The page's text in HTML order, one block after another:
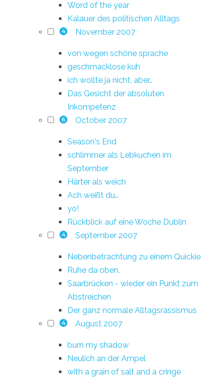
Word of the year
Kalauer des politischen Alltags
4 November 2007
von wegen schöne sprache
geschmacklose kuh
ich wollte ja nicht, aber…
Das Gesicht der absoluten
Inkompetenz
6 October 2007
Season's End
schlimmer als Lebkuchen im
September
Härter als weich
Ach weißt du…
yo!
Rückblick auf eine Woche Dublin
4 September 2007
Nebenbetrachtung zu einem Quickie
Ruhe da oben.
Saarbrücken - wieder ein Punkt zum
Abstreichen
Der ganz normale Alltagsrassismus
4 August 2007
burn my shadow
Neulich an der Ampel
with a grain of salt and a cringe